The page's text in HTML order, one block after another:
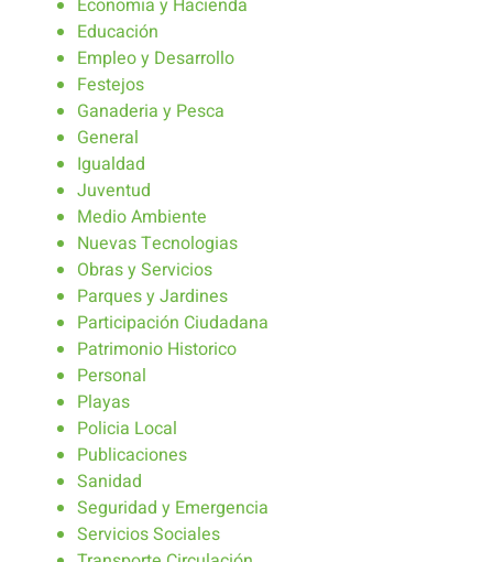
Economia y Hacienda
Educación
Empleo y Desarrollo
Festejos
Ganaderia y Pesca
General
Igualdad
Juventud
Medio Ambiente
Nuevas Tecnologias
Obras y Servicios
Parques y Jardines
Participación Ciudadana
Patrimonio Historico
Personal
Playas
Policia Local
Publicaciones
Sanidad
Seguridad y Emergencia
Servicios Sociales